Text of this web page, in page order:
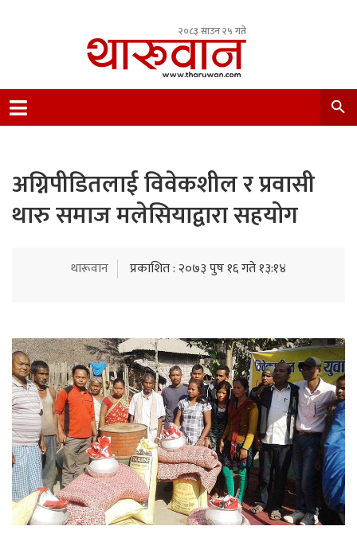
२०८३ साउन २५ गते
Nepal.
अग्निपीडितलाई विवेकशील र प्रवासी
थारु समाज मलेसियाद्वारा सहयोग
थारूवान प्रकाशित : २०७३ पुष १६ गते १३:१४